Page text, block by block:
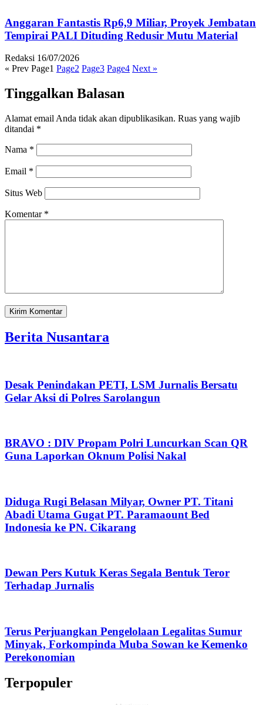
Anggaran Fantastis Rp6,9 Miliar, Proyek Jembatan
Tempirai PALI Dituding Redusir Mutu Material
Redaksi 16/07/2026
« Prev Page1 Page2 Page3 Page4 Next »
Tinggalkan Balasan
Alamat email Anda tidak akan dipublikasikan. Ruas yang wajib
ditandai *
Nama *
Email *
Situs Web
Komentar *
Berita Nusantara
Desak Penindakan PETI, LSM Jurnalis Bersatu
Gelar Aksi di Polres Sarolangun
BRAVO : DIV Propam Polri Luncurkan Scan QR
Guna Laporkan Oknum Polisi Nakal
Diduga Rugi Belasan Milyar, Owner PT. Titani
Abadi Utama Gugat PT. Paramaount Bed
Indonesia ke PN. Cikarang
Dewan Pers Kutuk Keras Segala Bentuk Teror
Terhadap Jurnalis
Terus Perjuangkan Pengelolaan Legalitas Sumur
Minyak, Forkompinda Muba Sowan ke Kemenko
Perekonomian
Terpopuler